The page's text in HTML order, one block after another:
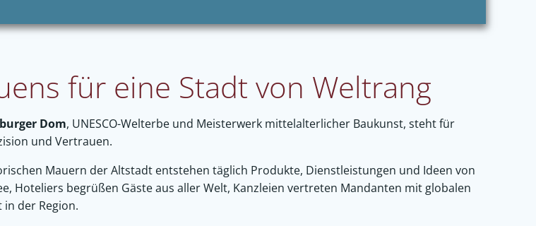
für eine Stadt von Weltrang
Dom, UNESCO-Welterbe und Meisterwerk mittelalterlicher Baukunst, steht für
und Vertrauen.
Mauern der Altstadt entstehen täglich Produkte, Dienstleistungen und Ideen von
Hoteliers begrüßen Gäste aus aller Welt, Kanzleien vertreten Mandanten mit globalen
der Region.